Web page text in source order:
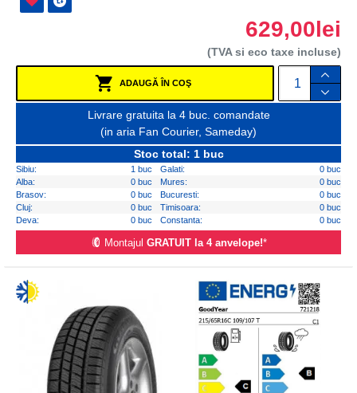
629,00lei
(TVA si eco taxe incluse)
ADAUGĂ ÎN COŞ
Livrare gratuita la 4 buc. comandate
(in aria Fan Courier, Sameday)
Stoc total: 1 buc
Sibiu: 1 buc Galati:
0 buc
Alba:
0 buc Mures:
0 buc
Brasov:
0 buc Bucuresti:
0 buc
Cluj:
0 buc Timisoara:
0 buc
Deva:
0 buc Constanta: 0 buc
Montajul GRATUIT la 4 anvelope!*